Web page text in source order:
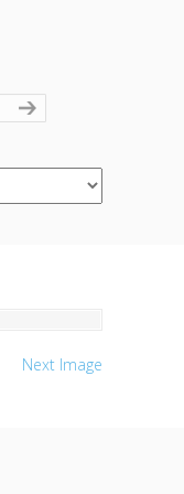
Next Image